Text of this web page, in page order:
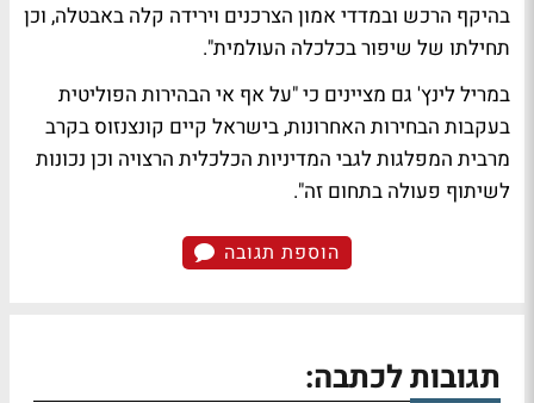
בהיקף הרכש ובמדדי אמון הצרכנים וירידה קלה באבטלה, וכן
תחילתו של שיפור בכלכלה העולמית".
במריל לינץ' גם מציינים כי "על אף אי הבהירות הפוליטית
בעקבות הבחירות האחרונות, בישראל קיים קונצנזוס בקרב
מרבית המפלגות לגבי המדיניות הכלכלית הרצויה וכן נכונות
לשיתוף פעולה בתחום זה".
הוספת תגובה
תגובות לכתבה: